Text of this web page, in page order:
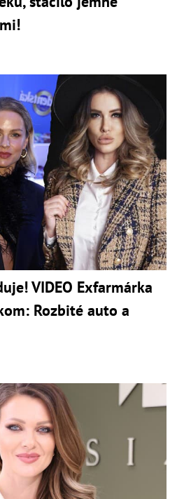
VIDEO Exfarmárka
Rozbité auto a